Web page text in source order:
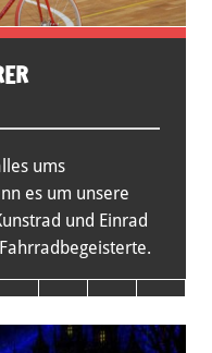
ums
es um unsere
und Einrad